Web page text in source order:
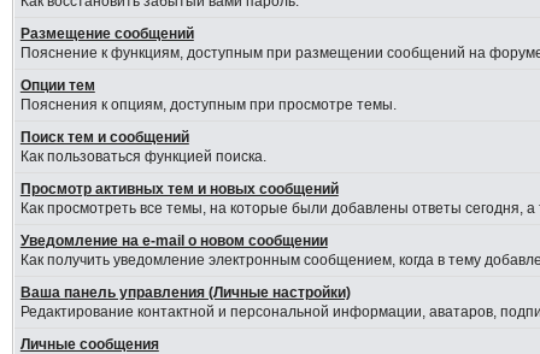
Размещение сообщений
Пояснение к функциям, доступным при размещении сообщений на
Опции тем
Пояснения к опциям, доступным при просмотре темы.
Поиск тем и сообщений
Как пользоваться функцией поиска.
Просмотр активных тем и новых сообщений
Как просмотреть все темы, на которые были добавлены ответы сегодня,
Уведомление на е-mail о новом сообщении
Как получить уведомление электронным сообщением, когда в тему
Ваша панель управления (Личные настройки)
Редактирование контактной и персональной информации, аватаров,
Личные сообщения